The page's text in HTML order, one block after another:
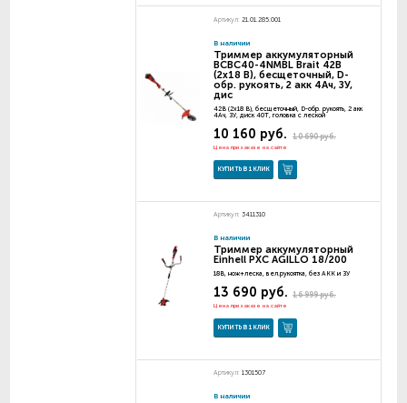
Артикул: 21.01.285.001
В наличии
Триммер аккумуляторный
BCBC40-4NMBL Brait 42В
(2x18 В), бесщеточный, D-
обр. рукоять, 2 акк 4Ач, ЗУ,
дис
42В (2x18 В), бесщеточный, D-обр. рукоять, 2 акк
4Ач, ЗУ, диск 40Т, головка с леской
10 690 руб.
10 160 руб.
Цена при заказе на сайте
КУПИТЬ В 1 КЛИК
Артикул: 3411310
В наличии
Триммер аккумуляторный
Einhell PXC AGILLO 18/200
18В, нож+леска, вел.рукоятка, без АКК и ЗУ
16 999 руб.
13 690 руб.
Цена при заказе на сайте
КУПИТЬ В 1 КЛИК
Артикул: 1301507
В наличии